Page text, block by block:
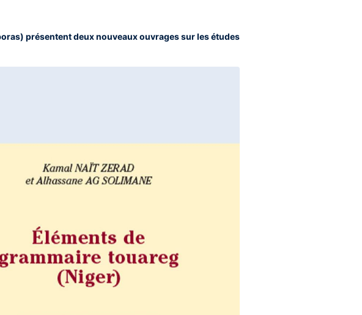
présentent deux nouveaux ouvrages sur les études